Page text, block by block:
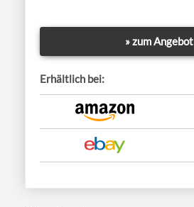
» zum Angebot
Erhältlich bei: